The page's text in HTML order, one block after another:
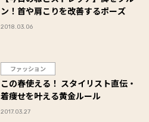
ン！首や肩こりを改善するポーズ
2018.03.06
ファッション
この春使える！ スタイリスト直伝・
着痩せを叶える黄金ルール
2017.03.27